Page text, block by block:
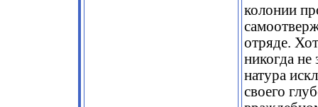
колонии
отряде.
никогда не
натура
своего